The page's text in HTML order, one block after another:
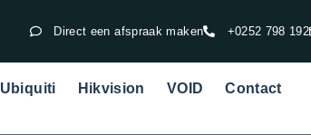
Direct een afspraak maken +0252 798 192
Ubiquiti Hikvision VOID Contact